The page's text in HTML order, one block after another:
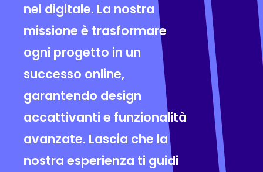
nel digitale. La nostra
missione è trasformare
ogni progetto in un
successo online,
garantendo design
accattivanti e funzionalità
avanzate. Lascia che la
nostra esperienza ti guidi